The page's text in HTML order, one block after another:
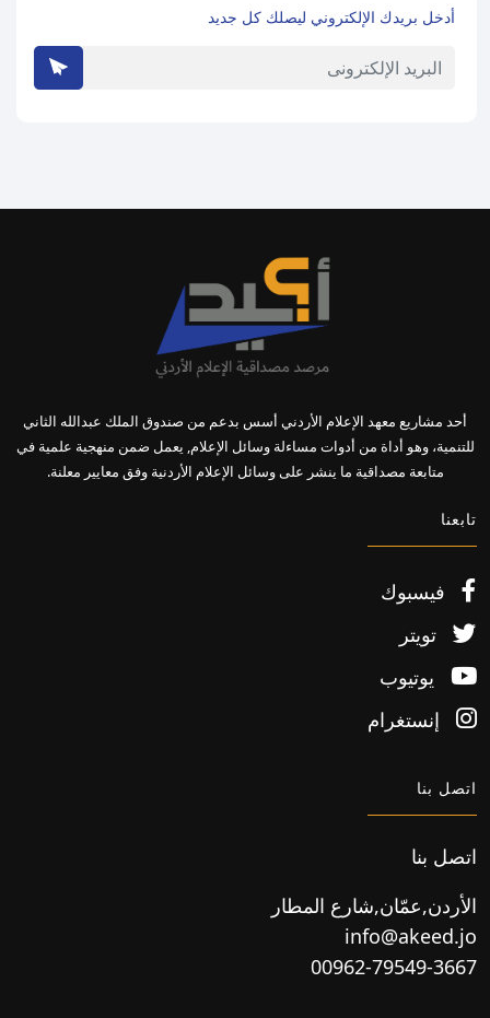
أدخل بريدك الإلكتروني ليصلك كل جديد
أحد مشاريع معهد الإعلام الأردني أسس بدعم من صندوق الملك عبدالله الثاني
للتنمية، وهو أداة من أدوات مساءلة وسائل الإعلام, يعمل ضمن منهجية علمية في
متابعة مصداقية ما ينشر على وسائل الإعلام الأردنية وفق معايير معلنة.
تابعنا
فيسبوك
تويتر
يوتيوب
إنستغرام
اتصل بنا
اتصل بنا
الأردن,عمّان,شارع المطار
info@akeed.jo
00962-79549-3667